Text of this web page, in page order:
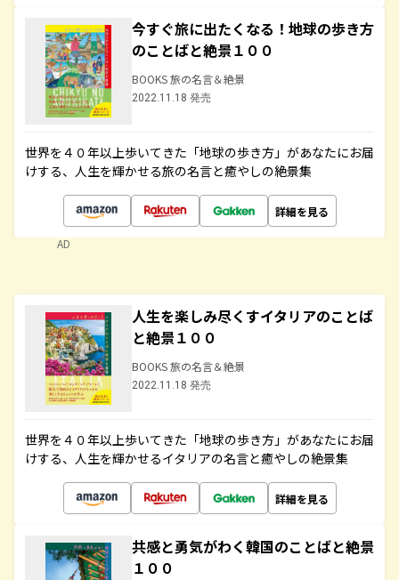
今すぐ旅に出たくなる！地球の歩き方
のことばと絶景１００
BOOKS 旅の名言＆絶景
2022.11.18 発売
世界を４０年以上歩いてきた「地球の歩き方」があなたにお届
けする、人生を輝かせる旅の名言と癒やしの絶景集
詳細を見る
AD
人生を楽しみ尽くすイタリアのことば
と絶景１００
BOOKS 旅の名言＆絶景
2022.11.18 発売
世界を４０年以上歩いてきた「地球の歩き方」があなたにお届
けする、人生を輝かせるイタリアの名言と癒やしの絶景集
詳細を見る
共感と勇気がわく韓国のことばと絶景
１００